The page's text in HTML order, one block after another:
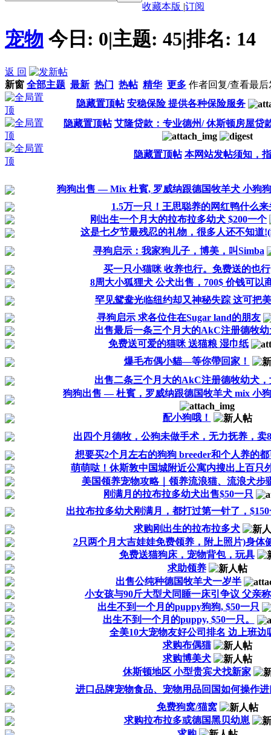
收藏本版 |订阅
宠物 今日: 0|主题: 45|排名: 14
返 回
新窗 全部主题 最新 热门 热帖 精华 更多 作者回复/查看最后
隐藏置顶帖 安稳保险 提供各种保险服务
隐藏置顶帖 艾隆贷款：专业德州/ 休斯顿房屋贷
隐藏置顶帖 本网站发帖须知，
狗狗出售 — Mix 杜賓, 罗威纳跟德国牧羊犬 小狗
1.5万一只！王思聪养的网红鸭什么来
刚出生一个月大的拉布拉多幼犬 $200一个
这是七夕节最残忍的礼物，很多人还不知道
寻狗启示：我家狗儿子，博美，叫Simba
买一只小猫咪 收养也行。免费送的也行
8周大小狐狸犬 公犬出售，700$ 价钱可以
罕见鸳鸯光临纽约却又神秘失踪 这可把
寻狗启示 求各位住在Sugar land的朋友
出售最后一条三个月大的AkC注册德牧幼
免费送可爱的猫咪 送猫粮 湿巾纸
爆毛布偶小貓—等你帶回家！
出售二条三个月大的AkC注册德牧幼犬，
狗狗出售 — 杜賓，罗威纳跟德国牧羊犬 mix 小
配小狗哦！
出四个月德牧，公狗未做手术，无力抚养，卖
想要买2个月左右的狗狗 breeder和个人养的
萌萌哒！休斯敦中国城附近公寓内搜出上百只
美国领养宠物攻略｜领养流浪猫、流浪犬步
刚满月的拉布拉多幼犬出售$50一只
出拉布拉多幼犬刚满月，都打过第一针了，
求购刚出生的拉布拉多犬
2只两个月大吉娃娃免费领养，附上照片)身体
免费送猫狗床，宠物背包，玩具
求助领养
出售公纯种德国牧羊犬一岁半
小女孩与90斤大型犬同睡一床引争议 父亲
出生不到一个月的puppy狗狗, $50一只
出生不到一个月的puppy, $50一只。
全美10大宠物友好公司排名 边上班边
求购布偶猫
求购博美犬
休斯顿地区 小型贵宾犬找新家
进口品牌宠物食品、宠物用品回国如何操作
免费狗窝/猫窝
求购拉布拉多或德国黑贝幼崽